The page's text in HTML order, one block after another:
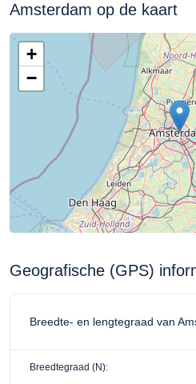
Amsterdam op de kaart
+
−
Geografische (GPS)
Breedte- en lengtegraad van
Breedtegraad (N):